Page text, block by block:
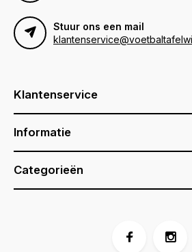
Stuur ons een mail
Klantenservice
Informatie
Categorieën